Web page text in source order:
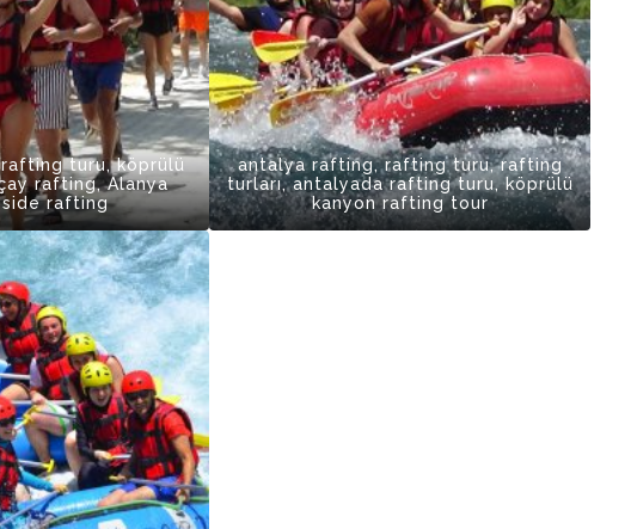
turu, köprülü
rafting, Alanya
rafting
antalya rafting, rafting turu, rafting
turları, antalyada rafting turu, köprülü
kanyon rafting tour